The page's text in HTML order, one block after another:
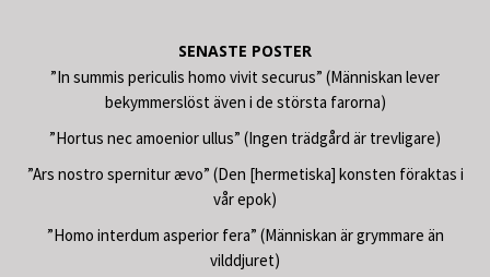
SENASTE POSTER
”In summis periculis homo vivit securus” (Människan lever
bekymmerslöst även i de största farorna)
”Hortus nec amoenior ullus” (Ingen trädgård är trevligare)
”Ars nostro spernitur ævo” (Den [hermetiska] konsten föraktas i
vår epok)
”Homo interdum asperior fera” (Människan är grymmare än
vilddjuret)